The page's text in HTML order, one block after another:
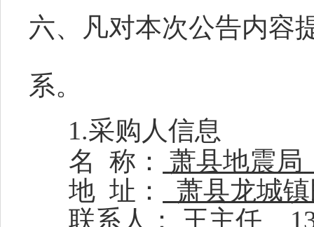
六、
凡对本次公告内容
系。
1.采购人信息
名
称 ：
萧县地震局
地 址：
萧县龙城
联系人：
王主任